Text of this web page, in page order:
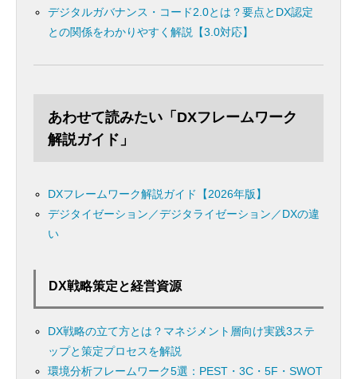
デジタルガバナンス・コード2.0とは？要点とDX認定
との関係をわかりやすく解説【3.0対応】
あわせて読みたい「DXフレームワーク
解説ガイド」
DXフレームワーク解説ガイド【2026年版】
デジタイゼーション／デジタライゼーション／DXの違
い
DX戦略策定と経営資源
DX戦略の立て方とは？マネジメント層向け実践3ステ
ップと策定プロセスを解説
環境分析フレームワーク5選：PEST・3C・5F・SWOT